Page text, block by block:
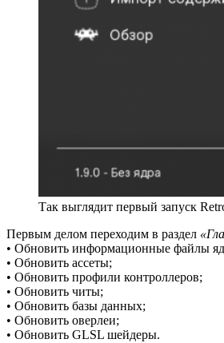
Так выглядит первый запуск
Первым делом переходим в раздел
• Обновить информационные файлы
• Обновить ассеты;
• Обновить профили контроллеров;
• Обновить читы;
• Обновить базы данных;
• Обновить оверлеи;
• Обновить GLSL шейдеры.